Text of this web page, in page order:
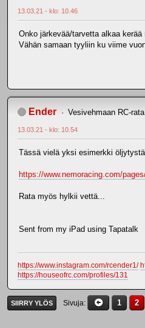
13.03.21 - klo: 10.46
Onko järkevää/tarvetta alkaa kerää
Vähän samaan tyyliin ku viime
Ender Vesivehmaan RC-rata
13.03.21 - klo: 10.54
Tässä vielä yksi esimerkki
https://www.nemoracing.com/
Rata myös hylkii vettä...
Sent from my iPad using Tapatalk
https://www.instagram.com/rcender1/
https://houseofrc.com/profiles/131
SIIRRY YLÖS Sivuja 1 2